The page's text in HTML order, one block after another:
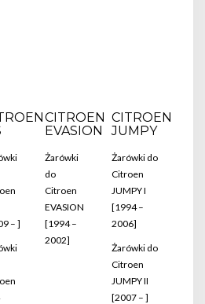
– ]
CITROEN
EVASION
Żarówki
do
Citroen
EVASION
[1994 –
2002]
CITROEN
JUMPY
Żarówki do
Citroen
JUMPY I
[1994 –
2006]
Żarówki do
Citroen
JUMPY II
[2007 – ]